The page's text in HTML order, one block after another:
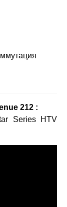
212 :
Series HTV